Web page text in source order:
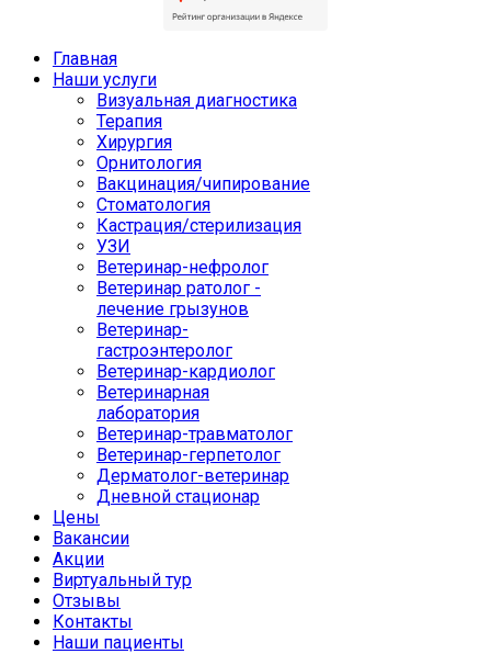
Главная
Наши услуги
Визуальная диагностика
Терапия
Хирургия
Орнитология
Вакцинация/чипирование
Стоматология
Кастрация/стерилизация
УЗИ
Ветеринар-нефролог
Ветеринар ратолог -
лечение грызунов
Ветеринар-
гастроэнтеролог
Ветеринар-кардиолог
Ветеринарная
лаборатория
Ветеринар-травматолог
Ветеринар-герпетолог
Дерматолог-ветеринар
Дневной стационар
Цены
Вакансии
Акции
Виртуальный тур
Отзывы
Контакты
Наши пациенты